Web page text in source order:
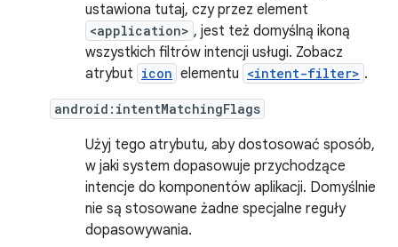
ustawiona tutaj, czy przez element
<application> , jest też domyślną ikoną
wszystkich filtrów intencji usługi. Zobacz
atrybut icon elementu <intent-filter> .
android:intentMatchingFlags
Użyj tego atrybutu, aby dostosować sposób,
w jaki system dopasowuje przychodzące
intencje do komponentów aplikacji. Domyślnie
nie są stosowane żadne specjalne reguły
dopasowywania.